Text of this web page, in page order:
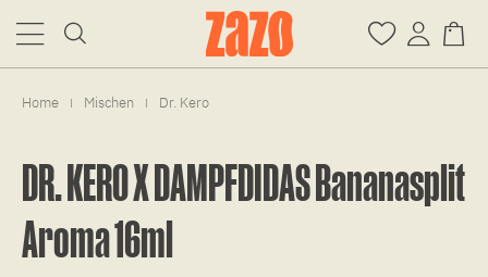
Home | Mischen | Dr. Kero
DR. KERO X DAMPFDIDAS Bananasplit
Aroma 16ml